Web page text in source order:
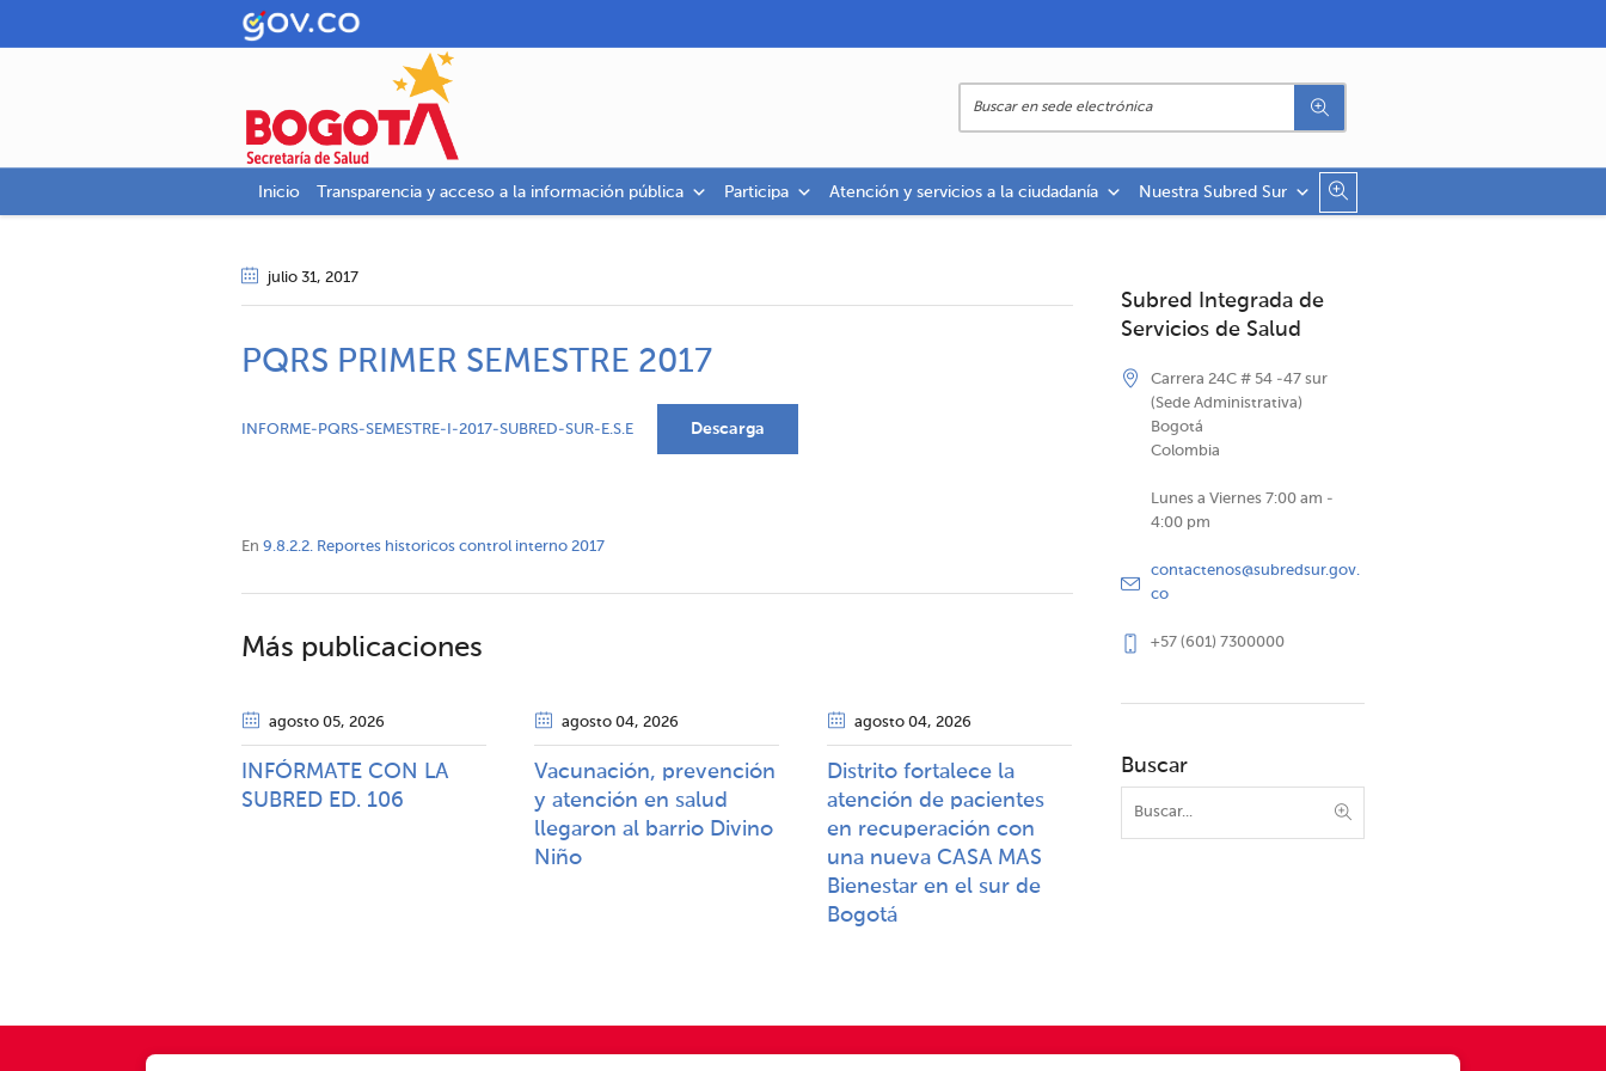
Inicio Transparencia y acceso a la información pública Participa Atención y servicios a la ciudadanía Nuestra Subred Sur
julio 31, 2017
PQRS PRIMER SEMESTRE 2017
INFORME-PQRS-SEMESTRE-I-2017-SUBRED-SUR-E.S.E Descarga
En 9.8.2.2. Reportes historicos control interno 2017
Más publicaciones
agosto 05, 2026
INFÓRMATE CON LA
SUBRED ED. 106
agosto 04, 2026
Vacunación, prevención
y atención en salud
llegaron al barrio Divino
Niño
agosto 04, 2026
Distrito fortalece la
atención de pacientes
en recuperación con
una nueva CASA MAS
Bienestar en el sur de
Bogotá
Subred Integrada de
Servicios de Salud
Carrera 24C # 54 -47 sur
(Sede Administrativa)
Bogotá
Colombia
Lunes a Viernes 7:00 am -
4:00 pm
contactenos@subredsur.gov.
co
+57 (601) 7300000
Buscar